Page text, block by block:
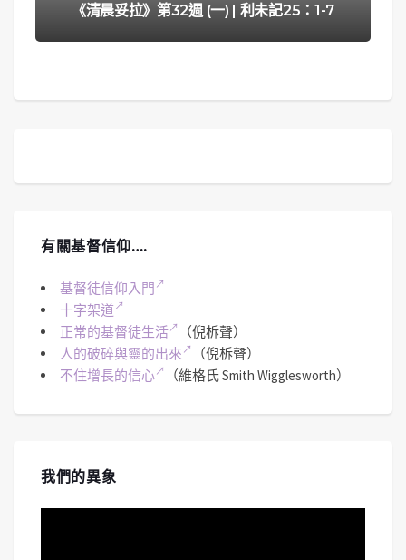
《清晨妥拉》第32週 (一) | 利未記25：1-7
有關基督信仰….
基督徒信仰入門
十字架道
正常的基督徒生活
（倪柝聲）
人的破碎與靈的出來
（倪柝聲）
不住增長的信心
（維格氏 Smith Wigglesworth）
我們的異象